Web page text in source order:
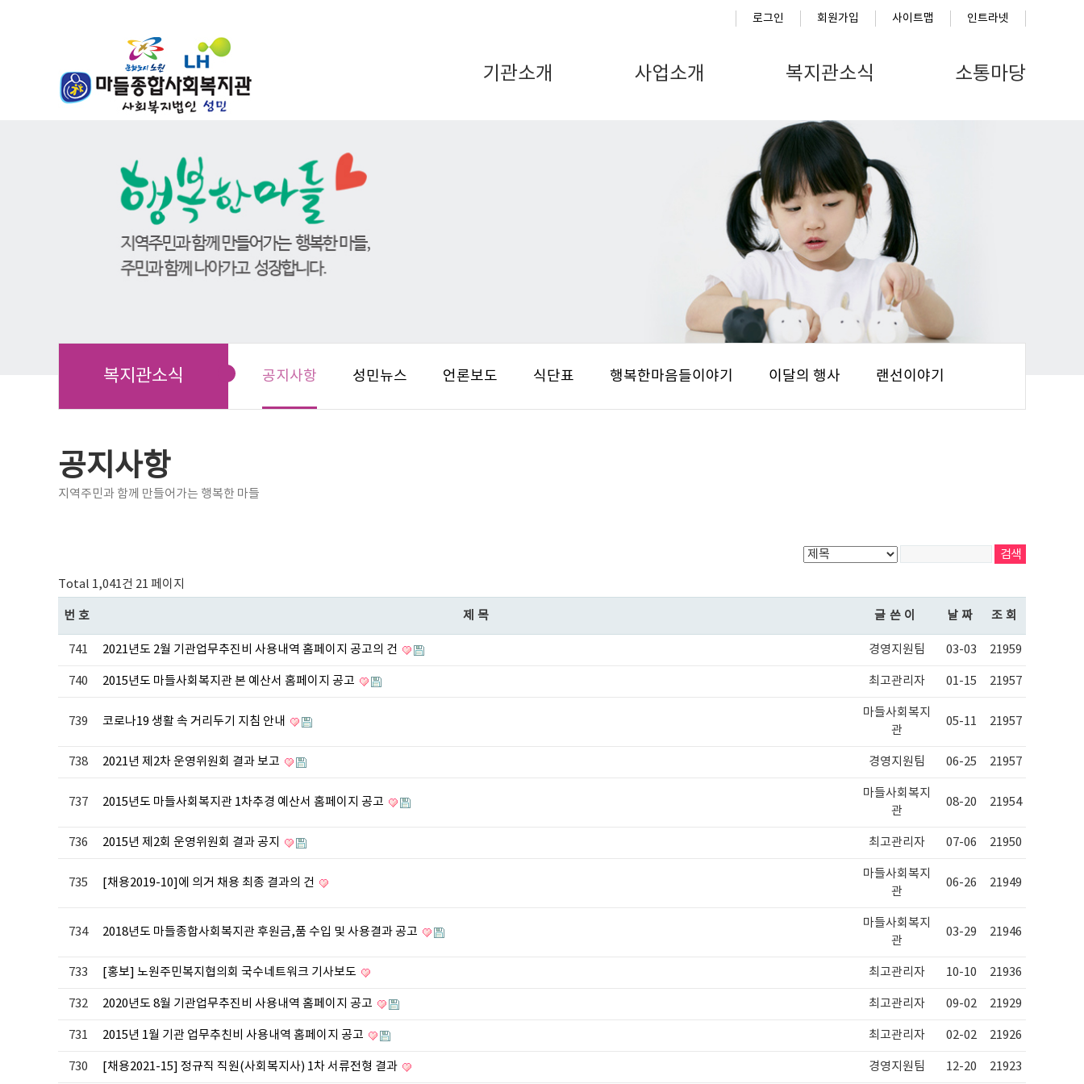
로그인 회원가입 사이트맵 인트라넷
기관소개 사업소개 복지관소식 소통마당
복지관소식 공지사항 성민뉴스 언론보도 식단표 행복한마음들이야기 이달의 행사 랜선이야기
공지사항
지역주민과 함께 만들어가는 행복한 마들
Total 1,041건 21 페이지
번호 제목 글쓴이 날짜 조회
741 2021년도 2월 기관업무추진비 사용내역 홈페이지 공고의 건 경영지원팀 03-03 21959
740 2015년도 마들사회복지관 본 예산서 홈페이지 공고 최고관리자 01-15 21957
739 코로나19 생활 속 거리두기 지침 안내
마들사회복지
관
05-11 21957
738 2021년 제2차 운영위원회 결과 보고 경영지원팀 06-25 21957
737 2015년도 마들사회복지관 1차추경 예산서 홈페이지 공고
마들사회복지
관
08-20 21954
736 2015년 제2회 운영위원회 결과 공지 최고관리자 07-06 21950
735 [채용2019-10]에 의거 채용 최종 결과의 건
마들사회복지
관
06-26 21949
734 2018년도 마들종합사회복지관 후원금,품 수입 및 사용결과 공고
마들사회복지
관
03-29 21946
733 [홍보] 노원주민복지협의회 국수네트워크 기사보도 최고관리자 10-10 21936
732 2020년도 8월 기관업무추진비 사용내역 홈페이지 공고 최고관리자 09-02 21929
731 2015년 1월 기관 업무추친비 사용내역 홈페이지 공고 최고관리자 02-02 21926
730 [채용2021-15] 정규직 직원(사회복지사) 1차 서류전형 결과 경영지원팀 12-20 21923